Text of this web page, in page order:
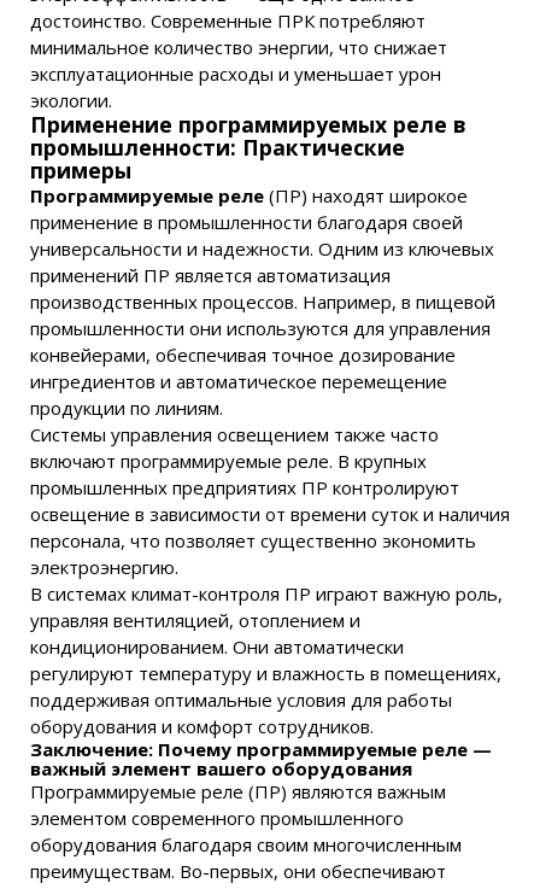
достоинство. Современные ПРК потребляют
минимальное количество энергии, что снижает
эксплуатационные расходы и уменьшает урон
экологии.
Применение программируемых реле в
промышленности: Практические
примеры
Программируемые реле (ПР) находят широкое
применение в промышленности благодаря своей
универсальности и надежности. Одним из ключевых
применений ПР является автоматизация
производственных процессов. Например, в пищевой
промышленности они используются для управления
конвейерами, обеспечивая точное дозирование
ингредиентов и автоматическое перемещение
продукции по линиям.
Системы управления освещением также часто
включают программируемые реле. В крупных
промышленных предприятиях ПР контролируют
освещение в зависимости от времени суток и наличия
персонала, что позволяет существенно экономить
электроэнергию.
В системах климат-контроля ПР играют важную роль,
управляя вентиляцией, отоплением и
кондиционированием. Они автоматически
регулируют температуру и влажность в помещениях,
поддерживая оптимальные условия для работы
оборудования и комфорт сотрудников.
Заключение: Почему программируемые реле —
важный элемент вашего оборудования
Программируемые реле (ПР) являются важным
элементом современного промышленного
оборудования благодаря своим многочисленным
преимуществам. Во-первых, они обеспечивают